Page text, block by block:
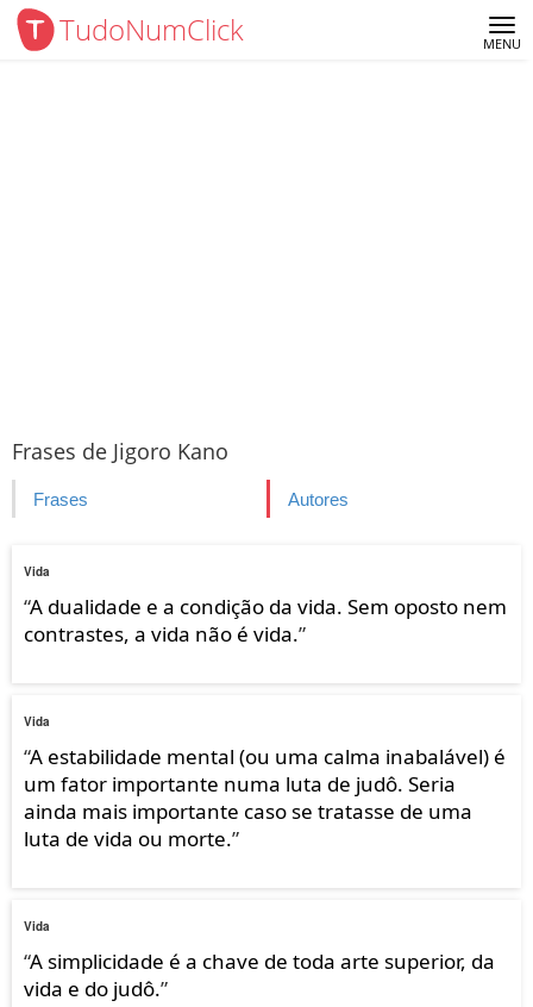
TudoNumClick MENU
Frases de Jigoro Kano
Frases Autores
Vida
“A dualidade e a condição da vida. Sem oposto nem
contrastes, a vida não é vida.”
Vida
“A estabilidade mental (ou uma calma inabalável) é
um fator importante numa luta de judô. Seria
ainda mais importante caso se tratasse de uma
luta de vida ou morte.”
Vida
“A simplicidade é a chave de toda arte superior, da
vida e do judô.”